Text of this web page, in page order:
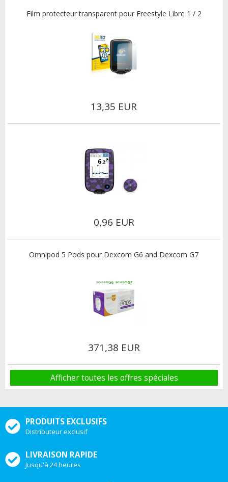
Film protecteur transparent pour Freestyle Libre 1 / 2
13,35 EUR
0,96 EUR
Omnipod 5 Pods pour Dexcom G6 and Dexcom G7
371,38 EUR
Afficher toutes les offres spéciales
PRODUITS EXCLUSIFS
Distributeur exclusif
LIVRAISON RAPIDE
Jusqu'à 24 heures